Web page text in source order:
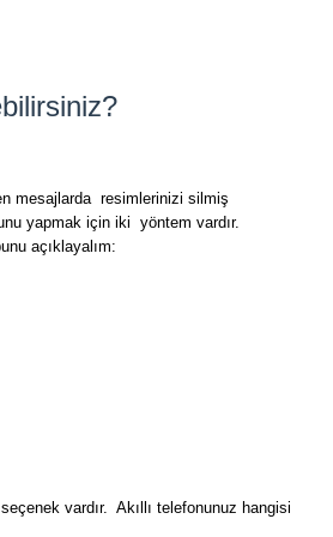
mesajlarda resimlerinizi silmiş
yapmak için iki yöntem vardır.
açıklayalım:
vardır. Akıllı telefonunuz hangisi